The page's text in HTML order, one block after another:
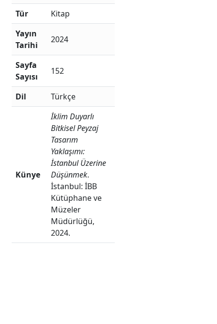
Tür
Kitap
Yayın
Tarihi
2024
Sayfa
Sayısı
152
Dil Türkçe
Künye
İklim Duyarlı
Bitkisel Peyzaj
Tasarım
Yaklaşımı:
İstanbul Üzerine
Düşünmek.
İstanbul: İBB
Kütüphane ve
Müzeler
Müdürlüğü,
2024.